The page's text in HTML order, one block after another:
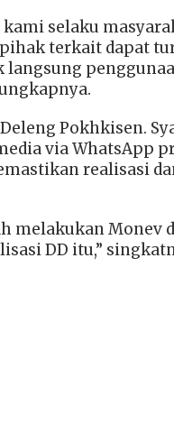
selaku
terkait dapat
Pokhkisen.
via WhatsApp
realisasi
melakukan Monev
DD itu,”